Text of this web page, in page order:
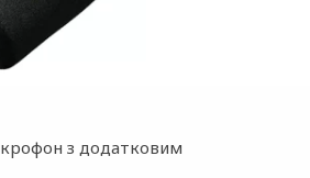
з додатковим